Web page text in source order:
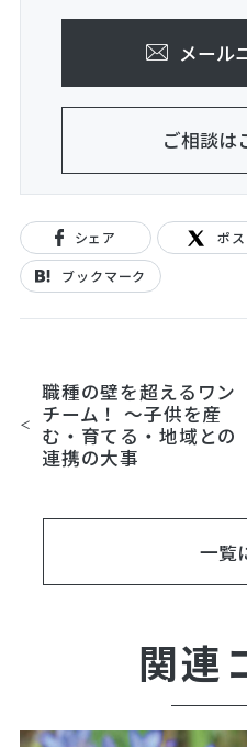
メール
ご相談は
シェア ポ
ブックマーク
職種の壁を超えるワン
チーム！ ～子供を産
む・育てる・地域との
連携の大事
一覧
関連